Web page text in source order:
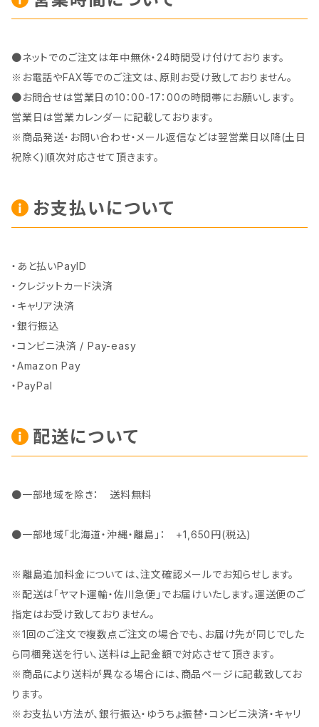
●ネットでのご注文は年中無休・24時間受け付けております。
※お電話やFAX等でのご注文は、原則お受け致しておりません。
●お問合せは営業日の10：00-17：00の時間帯にお願いします。
営業日は営業カレンダーに記載しております。
※商品発送・お問い合わせ・メール返信などは翌営業日以降(土日
祝除く)順次対応させて頂きます。
お支払いについて
・あと払いPayID
・クレジットカード決済
・キャリア決済
・銀行振込
・コンビニ決済 / Pay-easy
・Amazon Pay
・PayPal
配送について
●一部地域を除き： 送料無料
●一部地域「北海道・沖縄・離島」： +1,650円(税込)
※離島追加料金については、注文確認メールでお知らせします。
※配送は「ヤマト運輸・佐川急便」でお届けいたします。運送便のご
指定はお受け致しておりません。
※1回のご注文で複数点ご注文の場合でも、お届け先が同じでした
ら同梱発送を行い、送料は上記金額で対応させて頂きます。
※商品により送料が異なる場合には、商品ページに記載致してお
ります。
※お支払い方法が、銀行振込・ゆうちょ振替・コンビニ決済・キャリ